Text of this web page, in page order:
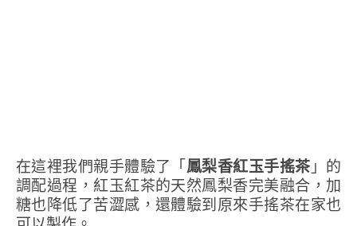
在這裡我們親手體驗了「鳳梨香紅玉手搖茶」的
調配過程，紅玉紅茶的天然鳳梨香完美融合，加
糖也降低了苦澀感，還體驗到原來手搖茶在家也